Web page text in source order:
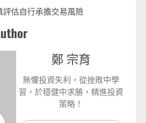
估自行承擔交易風險
鄭 宗育
無懼投資失利，從挫敗中學
習，於穩健中求勝，精進投資
策略！